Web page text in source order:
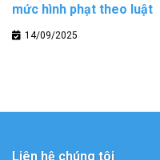
mức hình phạt theo luật
14/09/2025
Liên hệ chúng tôi